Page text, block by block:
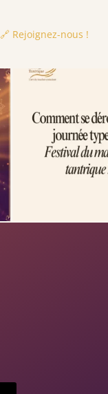
🔗 Rejoignez-nous !